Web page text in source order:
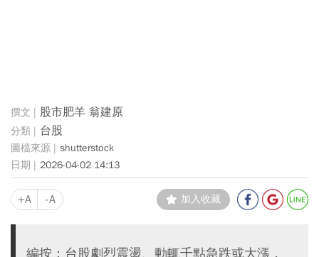
股市肥羊 翁建原
台股
shutterstock
2026-04-02 14:13
+A -A 加入收藏
編按：台股劇烈震盪、動輒千點急跌或大漲，